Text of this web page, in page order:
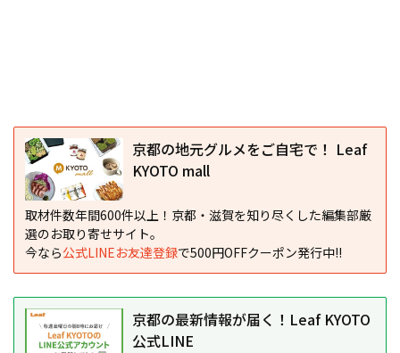
京都の地元グルメをご自宅で！ Leaf
KYOTO mall
取材件数年間600件以上！京都・滋賀を知り尽くした編集部厳
選のお取り寄せサイト。
今なら公式LINEお友達登録で500円OFFクーポン発行中!!
京都の最新情報が届く！Leaf KYOTO
公式LINE